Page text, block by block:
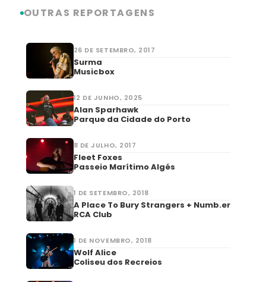
OUTRAS REPORTAGENS
26 DE SETEMBRO, 2017
Surma
Musicbox
12 DE JUNHO, 2025
Alan Sparhawk
Parque da Cidade do Porto
8 DE JULHO, 2017
Fleet Foxes
Passeio Marítimo Algés
1 DE SETEMBRO, 2018
A Place To Bury Strangers + Numb.er
RCA Club
1 DE NOVEMBRO, 2018
Wolf Alice
Coliseu dos Recreios